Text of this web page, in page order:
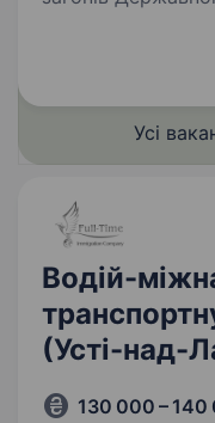
організаційним
Усі
Водій-
(Усті-над-
130 000 – 140